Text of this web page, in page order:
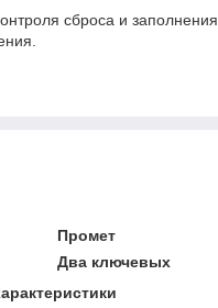
сброса и заполнения
Промет
Два ключевых